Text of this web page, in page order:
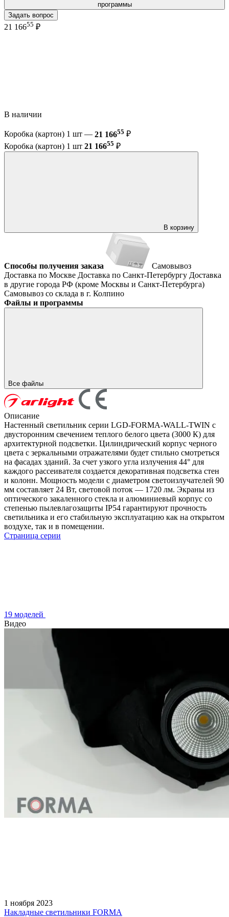
программы
Задать вопрос
21 16655 ₽
В наличии
Коробка (картон) 1 шт — 21 16655 ₽
Коробка (картон) 1 шт 21 16655 ₽
В корзину
Способы получения заказа
Самовывоз
Доставка по Москве Доставка по Санкт-Петербургу Доставка
в другие города РФ (кроме Москвы и Санкт-Петербурга)
Самовывоз со склада в г. Колпино
Файлы и программы
Все файлы
Описание
Настенный светильник серии LGD-FORMA-WALL-TWIN с
двусторонним свечением теплого белого цвета (3000 К) для
архитектурной подсветки. Цилиндрический корпус черного
цвета с зеркальными отражателями будет стильно смотреться
на фасадах зданий. За счет узкого угла излучения 44° для
каждого рассеивателя создается декоративная подсветка стен
и колонн. Мощность модели с диаметром светоизлучателей 90
мм составляет 24 Вт, световой поток — 1720 лм. Экраны из
оптического закаленного стекла и алюминиевый корпус со
степенью пылевлагозащиты IP54 гарантируют прочность
светильника и его стабильную эксплуатацию как на открытом
воздухе, так и в помещении.
Страница серии
19 моделей
Видео
1 ноября 2023
Накладные светильники FORMA